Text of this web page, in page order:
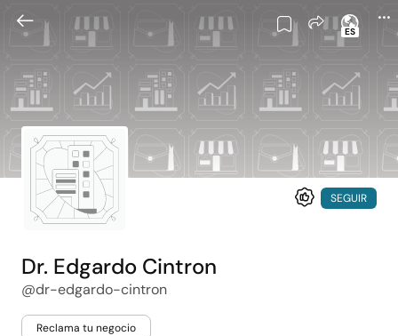
ES
SEGUIR
Dr. Edgardo Cintron
@dr-edgardo-cintron
Reclama tu negocio